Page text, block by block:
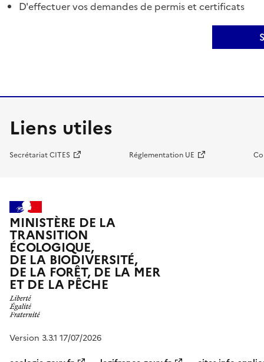
D'effectuer vos demandes de permis et certificats
Liens utiles
Secrétariat CITES Réglementation UE
MINISTÈRE DE LA
TRANSITION
ÉCOLOGIQUE,
DE LA BIODIVERSITÉ,
DE LA FORÊT, DE LA MER
ET DE LA PÊCHE
Version 3.3.1 17/07/2026